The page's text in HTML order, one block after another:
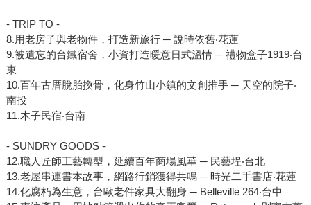
- TRIP TO -
8.用老房子與老物件，打造新旅行 ─ 說時依舊‧花蓮
9.被遺忘的台鐵宿舍，小資打造暖意日式溫情 ─ 禮物盒子1919‧台
東
10.百年古厝脫胎換骨，化身竹山小鎮的文創推手 ─ 天空的院子‧
南投
11.木子民宿‧台南
- SUNDRY GOODS -
12.職人匠師工藝轉型，延續百年商場風華 ─ 民藝埕‧台北
13.老屋串連書本故事，網路行銷獲得共鳴 ─ 時光二手書店‧花蓮
14.化腐朽為生意，台歐老件家具大翻身 ─ Belleville 264‧台中